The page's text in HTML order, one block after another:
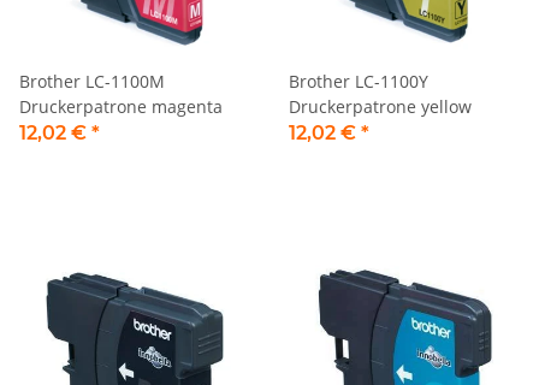
Brother LC-1100M
Druckerpatrone magenta
12,02 € *
Brother LC-1100Y
Druckerpatrone yellow
12,02 € *